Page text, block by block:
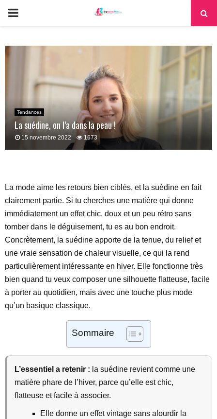
PRIMARY
Tendances
La suédine, on l’a dans la peau !
15 novembre 2022 1673
La mode aime les retours bien ciblés, et la suédine en fait
clairement partie. Si tu cherches une matière qui donne
immédiatement un effet chic, doux et un peu rétro sans
tomber dans le déguisement, tu es au bon endroit.
Concrètement, la suédine apporte de la tenue, du relief et
une vraie sensation de chaleur visuelle, ce qui la rend
particulièrement intéressante en hiver. Elle fonctionne très
bien quand tu veux composer une silhouette flatteuse, facile
à porter au quotidien, mais avec une touche plus mode
qu’un basique classique.
Sommaire
L’essentiel a retenir : la suédine revient comme une
matière phare de l’hiver, parce qu’elle est chic,
flatteuse et facile à associer.
Elle donne un effet vintage sans alourdir la